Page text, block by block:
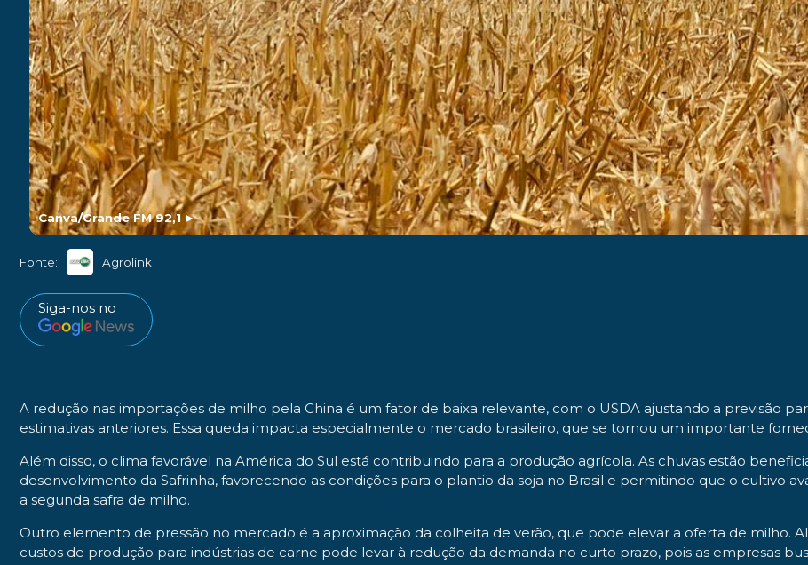
Canva/Grande FM 92,1►
Fonte: Agrolink
Siga-nos no
A redução nas importações de milho pela China é um fator de baixa relevante, com o USDA ajustando a previsão
estimativas anteriores. Essa queda impacta especialmente o mercado brasileiro, que se tornou um importante
Além disso, o clima favorável na América do Sul está contribuindo para a produção agrícola. As chuvas estão
desenvolvimento da Safrinha, favorecendo as condições para o plantio da soja no Brasil e permitindo que o cultivo
a segunda safra de milho.
Outro elemento de pressão no mercado é a aproximação da colheita de verão, que pode elevar a oferta de milho.
custos de produção para indústrias de carne pode levar à redução da demanda no curto prazo, pois as empresas